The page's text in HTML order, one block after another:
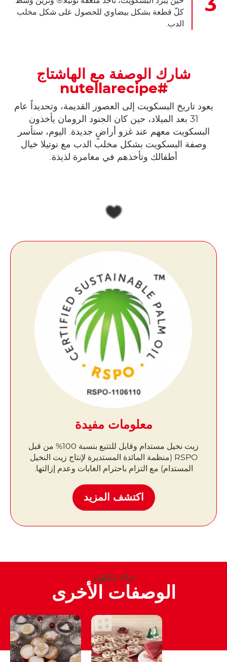
كلّ قطعة بشكل بيضاوي للحصول على شكل مخلب
الدب.
شارك الوصفة مع الهاشتاج
#nutellarecipe
يعود تاريخ البسكويت إلى العصور القديمة، وتحديداً عام
31 بعد الميلاد، حين كان الجنود الرومان يأخذون
البسكويت معهم عند غزو أراضٍ جديدة. اليوم، ستأسر
وصفة البسكويت بشكل مخلب الدب مع نوتيلا خيال
أطفالك وتأخذهم في مغامرة لذيذة.
معلومات مفيدة
زيت نخيل مستدام وقابل للتتبع بنسبة 100% من قبل
RSPO (منظمة المائدة المستديرة لإنتاج زيت النخيل
المستدام) مع التزام باحترام الغابات وعدم إزالتها.
اكتشف المزيد
نمدّك بالإلهام
الوصفات الأخرى